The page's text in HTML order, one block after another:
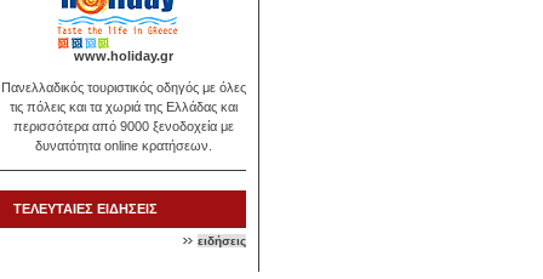
www.holiday.gr
Πανελλαδικός τουριστικός οδηγός με όλες
τις πόλεις και τα χωριά της Ελλάδας και
περισσότερα από 9000 ξενοδοχεία με
δυνατότητα online κρατήσεων.
ΤΕΛΕΥΤΑΙΕΣ ΕΙΔΗΣΕΙΣ
ειδήσεις